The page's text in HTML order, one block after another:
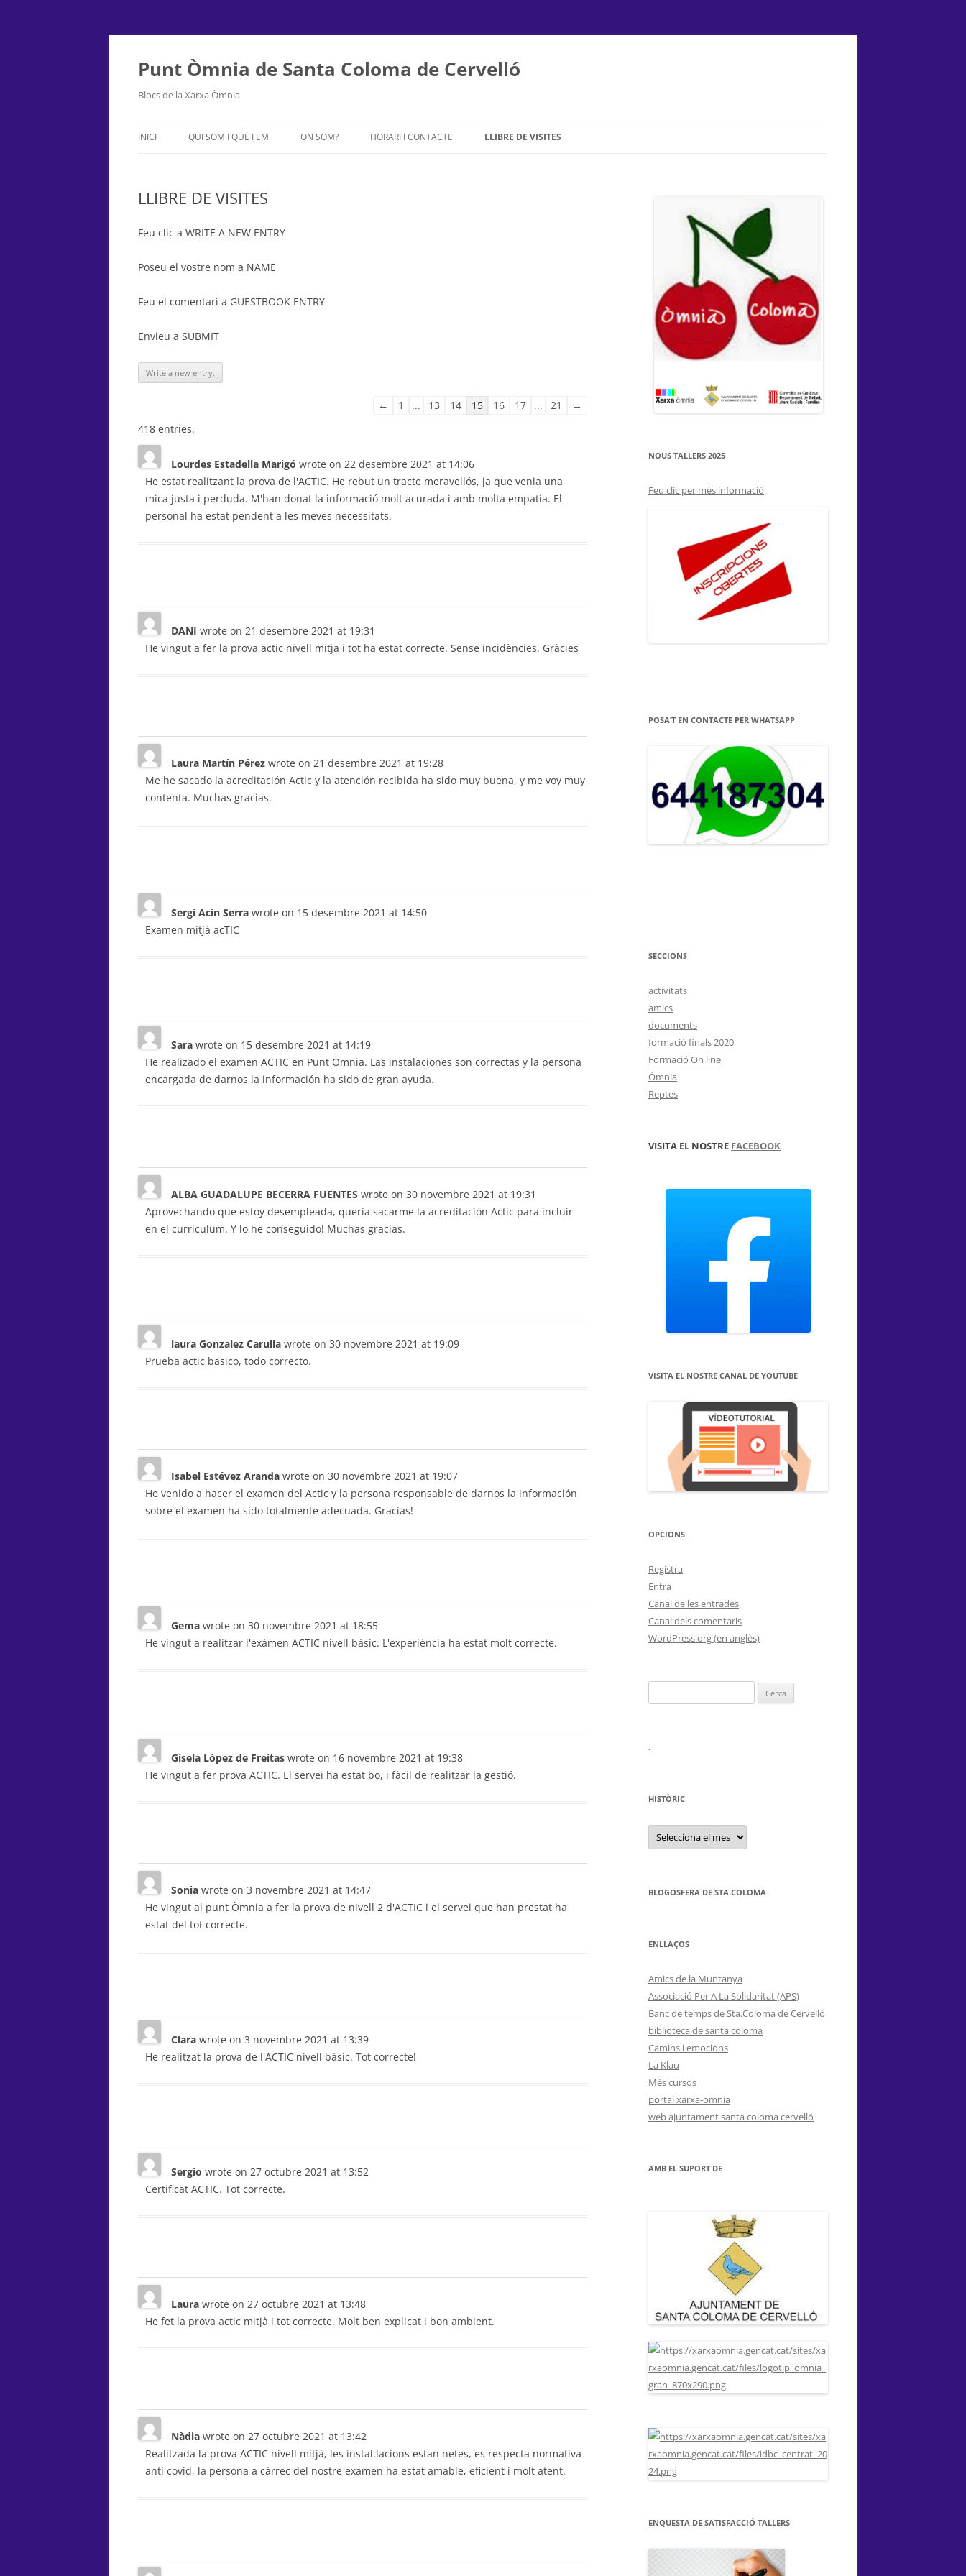
Punt Òmnia de Santa Coloma de Cervelló
Blocs de la Xarxa Òmnia
al
INICI QUI SOM I QUÈ FEM ON SOM? HORARI I CONTACTE LLIBRE DE VISITES
LLIBRE DE VISITES
Feu clic a WRITE A NEW ENTRY
Poseu el vostre nom a NAME
Feu el comentari a GUESTBOOK ENTRY
Envieu a SUBMIT
Guestbook
← 1 ... 13 14 15 16 17 ... 21
→
418 entries.
Lourdes Estadella Marigó wrote on 22 desembre 2021 at 14:06
He estat realitzant la prova de l'ACTIC. He rebut un tracte meravellós, ja que venia una
mica justa i perduda. M'han donat la informació molt acurada i amb molta empatia. El
personal ha estat pendent a les meves necessitats.
DANI wrote on 21 desembre 2021 at 19:31
He vingut a fer la prova actic nivell mitja i tot ha estat correcte. Sense incidències. Gràcies
Laura Martín Pérez wrote on 21 desembre 2021 at 19:28
Me he sacado la acreditación Actic y la atención recibida ha sido muy buena, y me voy muy
contenta. Muchas gracias.
Sergi Acin Serra wrote on 15 desembre 2021 at 14:50
Examen mitjà acTIC
Sara wrote on 15 desembre 2021 at 14:19
He realizado el examen ACTIC en Punt Òmnia. Las instalaciones son correctas y la persona
encargada de darnos la información ha sido de gran ayuda.
ALBA GUADALUPE BECERRA FUENTES wrote on 30 novembre 2021 at 19:31
Aprovechando que estoy desempleada, quería sacarme la acreditación Actic para incluir
en el curriculum. Y lo he conseguido! Muchas gracias.
laura Gonzalez Carulla wrote on 30 novembre 2021 at 19:09
Prueba actic basico, todo correcto.
Isabel Estévez Aranda wrote on 30 novembre 2021 at 19:07
He venido a hacer el examen del Actic y la persona responsable de darnos la información
sobre el examen ha sido totalmente adecuada. Gracias!
Gema wrote on 30 novembre 2021 at 18:55
He vingut a realitzar l'exàmen ACTIC nivell bàsic. L'experiència ha estat molt correcte.
Gisela López de Freitas wrote on 16 novembre 2021 at 19:38
He vingut a fer prova ACTIC. El servei ha estat bo, i fàcil de realitzar la gestió.
Sonia wrote on 3 novembre 2021 at 14:47
He vingut al punt Òmnia a fer la prova de nivell 2 d'ACTIC i el servei que han prestat ha
estat del tot correcte.
Clara wrote on 3 novembre 2021 at 13:39
He realitzat la prova de l'ACTIC nivell bàsic. Tot correcte!
Sergio wrote on 27 octubre 2021 at 13:52
Certificat ACTIC. Tot correcte.
Laura wrote on 27 octubre 2021 at 13:48
He fet la prova actic mitjà i tot correcte. Molt ben explicat i bon ambient.
Nàdia wrote on 27 octubre 2021 at 13:42
Realitzada la prova ACTIC nivell mitjà, les instal.lacions estan netes, es respecta normativa
anti covid, la persona a càrrec del nostre examen ha estat amable, eficient i molt atent.
NOUS TALLERS 2025
Feu clic per més informació
POSA’T EN CONTACTE PER WHATSAPP
SECCIONS
activitats
amics
documents
formació finals 2020
Formació On line
Òmnia
Reptes
VISITA EL NOSTRE FACEBOOK
VISITA EL NOSTRE CANAL DE YOUTUBE
OPCIONS
Registra
Entra
Canal de les entrades
Canal dels comentaris
WordPress.org (en anglès)
.
HISTÒRIC
HISTÒRIC
BLOGOSFERA DE STA.COLOMA
ENLLAÇOS
Amics de la Muntanya
Associació Per A La Solidaritat (APS)
Banc de temps de Sta.Coloma de Cervelló
biblioteca de santa coloma
Camins i emocions
La Klau
Més cursos
portal xarxa-omnia
web ajuntament santa coloma cervelló
AMB EL SUPORT DE
ENQUESTA DE SATISFACCIÓ TALLERS